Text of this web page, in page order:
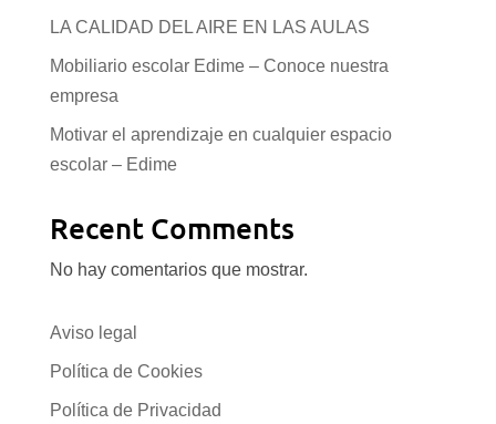
LA CALIDAD DEL AIRE EN LAS AULAS
Mobiliario escolar Edime – Conoce nuestra
empresa
Motivar el aprendizaje en cualquier espacio
escolar – Edime
Recent Comments
No hay comentarios que mostrar.
Aviso legal
Política de Cookies
Política de Privacidad